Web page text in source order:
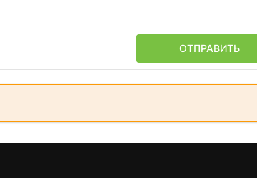
ОТПРАВИТЬ